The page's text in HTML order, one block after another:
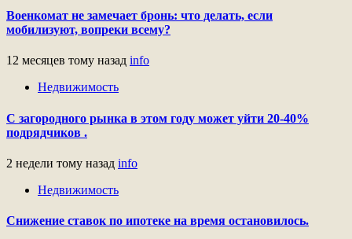
Военкомат не замечает бронь: что делать, если
мобилизуют, вопреки всему?
12 месяцев тому назад info
Недвижимость
С загородного рынка в этом году может уйти 20-40%
подрядчиков .
2 недели тому назад info
Недвижимость
Снижение ставок по ипотеке на время остановилось.